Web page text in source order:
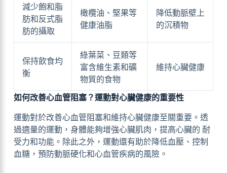
減少飽和脂
肪和反式脂
肪的攝取
橄欖油、堅果等
健康油脂
降低動脈壁上
的沉積物
保持飲食均
衡
綠葉菜、豆類等
富含維生素和礦
物質的食物
維持心臟健康
如何改善心血管阻塞？運動對心臟健康的重要性
運動對於改善心血管阻塞和維持心臟健康至關重要。透
過適量的運動，身體能夠增強心臟肌肉，提高心臟的 耐
受力和功能。除此之外，運動還有助於降低血壓、控制
血糖，預防動脈硬化和心血管疾病的風險。